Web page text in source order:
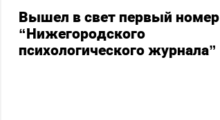
Вышел в свет первый номер
“Нижегородского
психологического журнала”